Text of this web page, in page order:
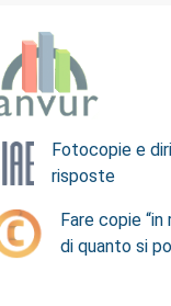
Fotocopie e
risposte
Fare copie
di quanto si